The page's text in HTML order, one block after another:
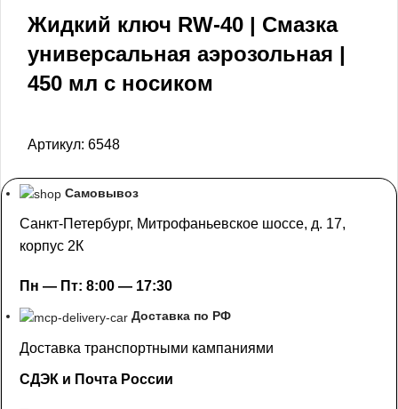
Жидкий ключ RW-40 | Смазка
универсальная аэрозольная |
450 мл с носиком
Артикул: 6548
Самовывоз
Санкт-Петербург, Митрофаньевское шоссе, д. 17,
корпус 2К
Пн — Пт: 8:00 — 17:30
Доставка по РФ
Доставка транспортными кампаниями
СДЭК и Почта России